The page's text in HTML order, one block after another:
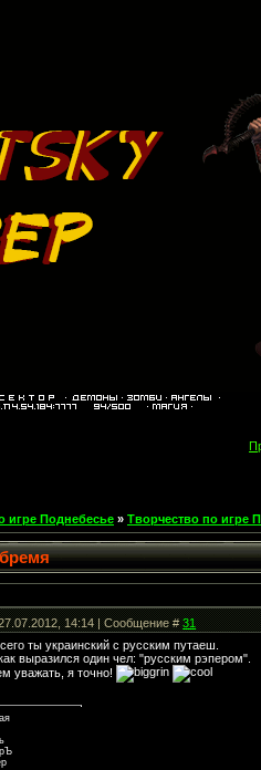
Поднебесье » Творчество по игре
14:14 | Сообщение #31
ты украинский с русским путаеш.
выразился один чел: "русским рэпером".
уважать, я точно!